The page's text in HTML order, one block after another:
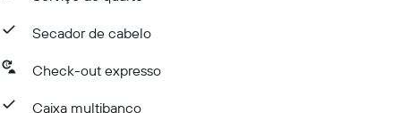
Secador de cabelo
Check-out expresso
Caixa multibanco